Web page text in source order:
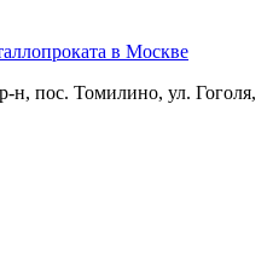
н, пос. Томилино, ул. Гоголя,